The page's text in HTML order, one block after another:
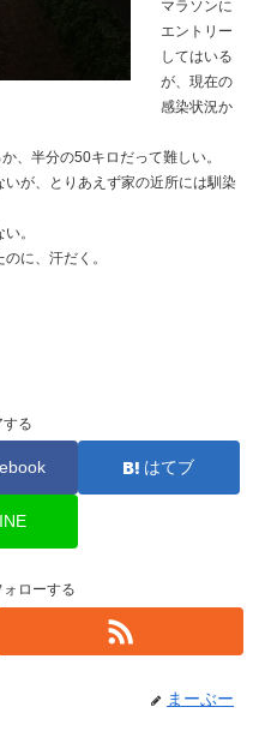
マラソンに
エントリー
してはいる
が、現在の
感染状況か
、半分の50キロだって難しい。
が、とりあえず家の近所には馴染
。
に、汗だく。
する
はてブ
ォローする
まーぶー